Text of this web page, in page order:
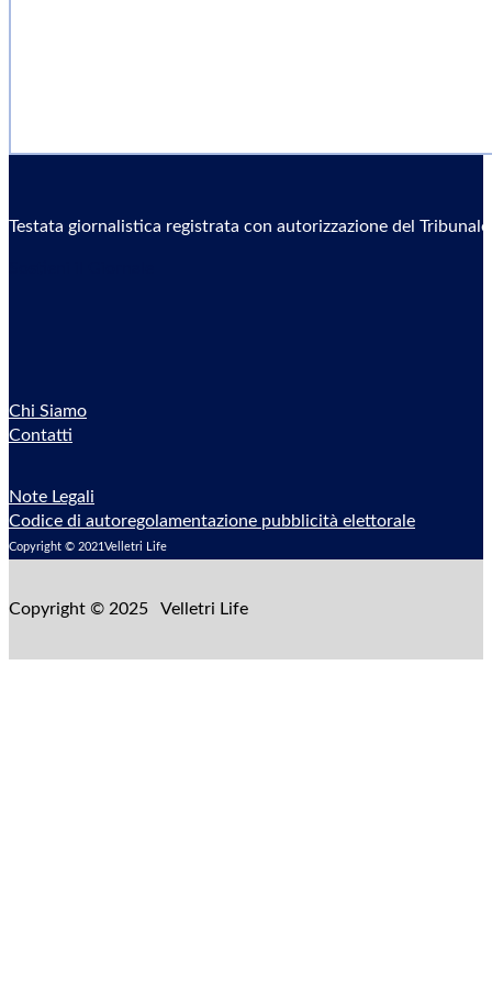
Testata giornalistica registrata con autorizzazione del
Chi Siamo
Contatti
Note Legali
Codice di autoregolamentazione pubblicità elettorale
Copyright © 2021Velletri Life
Copyright © 2025 Velletri Life